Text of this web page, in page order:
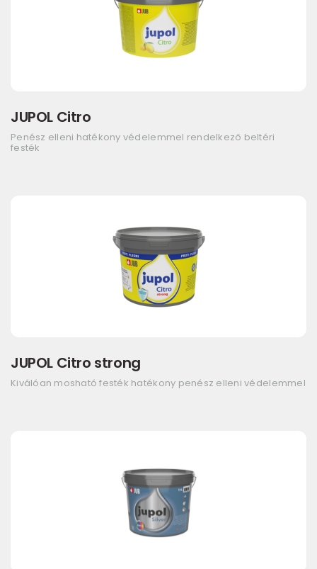
JUPOL Citro
Penész elleni hatékony védelemmel rendelkező beltéri
festék
JUPOL Citro strong
Kiválóan mosható festék hatékony penész elleni védelemmel